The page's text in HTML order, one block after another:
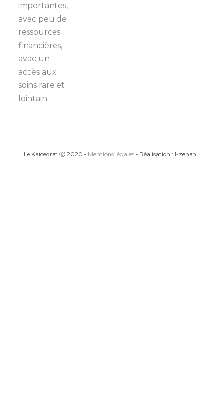
importantes,
avec peu de
ressources
financières,
avec un
accès aux
soins rare et
lointain.
Le Kaïcedrat Ⓒ 2020 - Mentions légales - Réalisation : I-zenah